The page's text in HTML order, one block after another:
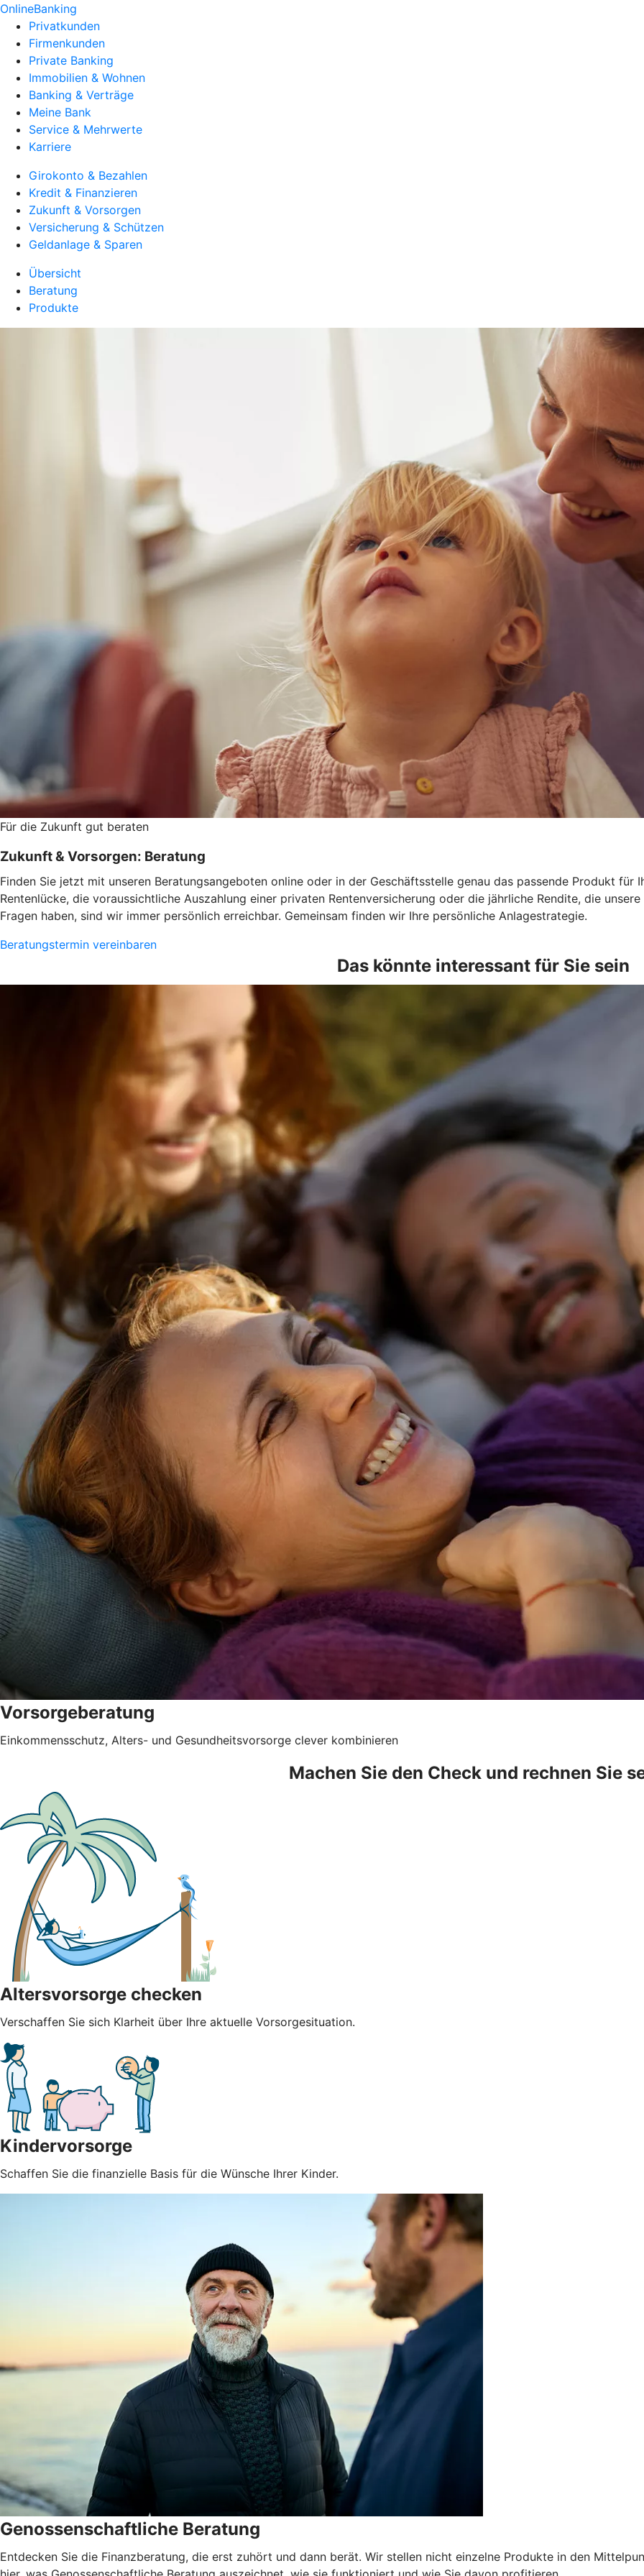
OnlineBanking
Privatkunden
Firmenkunden
Private Banking
Immobilien & Wohnen
Banking & Verträge
Meine Bank
Service & Mehrwerte
Karriere
Girokonto & Bezahlen
Kredit & Finanzieren
Zukunft & Vorsorgen
Versicherung & Schützen
Geldanlage & Sparen
Übersicht
Beratung
Produkte
Für die Zukunft gut beraten
Zukunft & Vorsorgen: Beratung
Finden Sie jetzt mit unseren Beratungsangeboten online oder in der Geschäftsstelle genau das passende Produkt für
Rentenlücke, die voraussichtliche Auszahlung einer privaten Rentenversicherung oder die jährliche Rendite, die
Fragen haben, sind wir immer persönlich erreichbar. Gemeinsam finden wir Ihre persönliche Anlagestrategie.
Beratungstermin vereinbaren
Das könnte interessant für Sie sein
Vorsorgeberatung
Einkommensschutz, Alters- und Gesundheitsvorsorge clever kombinieren
Machen Sie den Check und rechnen Sie
Altersvorsorge checken
Verschaffen Sie sich Klarheit über Ihre aktuelle Vorsorgesituation.
Kindervorsorge
Schaffen Sie die finanzielle Basis für die Wünsche Ihrer Kinder.
Genossenschaftliche Beratung
Entdecken Sie die Finanzberatung, die erst zuhört und dann berät. Wir stellen nicht einzelne Produkte in den